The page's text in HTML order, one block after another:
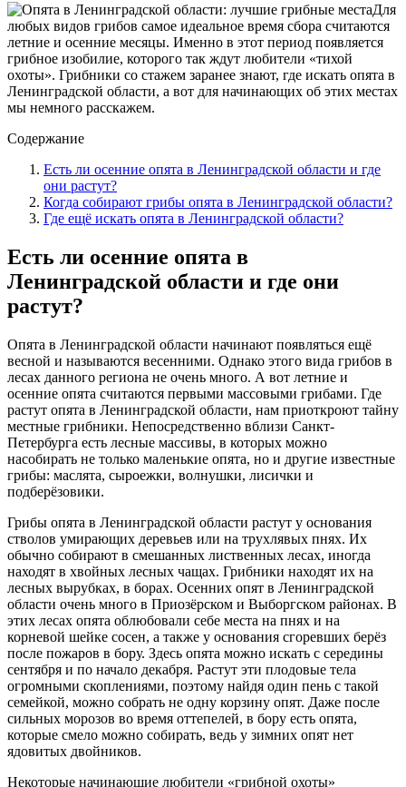
Для
любых видов грибов самое идеальное время сбора считаются
летние и осенние месяцы. Именно в этот период появляется
грибное изобилие, которого так ждут любители «тихой
охоты». Грибники со стажем заранее знают, где искать опята в
Ленинградской области, а вот для начинающих об этих местах
мы немного расскажем.
Содержание
Есть ли осенние опята в Ленинградской области и где
они растут?
Когда собирают грибы опята в Ленинградской области?
Где ещё искать опята в Ленинградской области?
Есть ли осенние опята в
Ленинградской области и где они
растут?
Опята в Ленинградской области начинают появляться ещё
весной и называются весенними. Однако этого вида грибов в
лесах данного региона не очень много. А вот летние и
осенние опята считаются первыми массовыми грибами. Где
растут опята в Ленинградской области, нам приоткроют тайну
местные грибники. Непосредственно вблизи Санкт-
Петербурга есть лесные массивы, в которых можно
насобирать не только маленькие опята, но и другие известные
грибы: маслята, сыроежки, волнушки, лисички и
подберёзовики.
Грибы опята в Ленинградской области растут у основания
стволов умирающих деревьев или на трухлявых пнях. Их
обычно собирают в смешанных лиственных лесах, иногда
находят в хвойных лесных чащах. Грибники находят их на
лесных вырубках, в борах. Осенних опят в Ленинградской
области очень много в Приозёрском и Выборгском районах. В
этих лесах опята облюбовали себе места на пнях и на
корневой шейке сосен, а также у основания сгоревших берёз
после пожаров в бору. Здесь опята можно искать с середины
сентября и по начало декабря. Растут эти плодовые тела
огромными скоплениями, поэтому найдя один пень с такой
семейкой, можно собрать не одну корзину опят. Даже после
сильных морозов во время оттепелей, в бору есть опята,
которые смело можно собирать, ведь у зимних опят нет
ядовитых двойников.
Некоторые начинающие любители «грибной охоты»